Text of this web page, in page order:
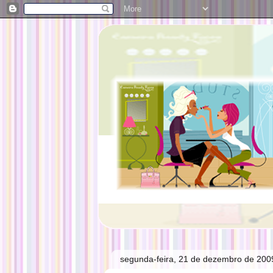
segunda-feira, 21 de dezembro de